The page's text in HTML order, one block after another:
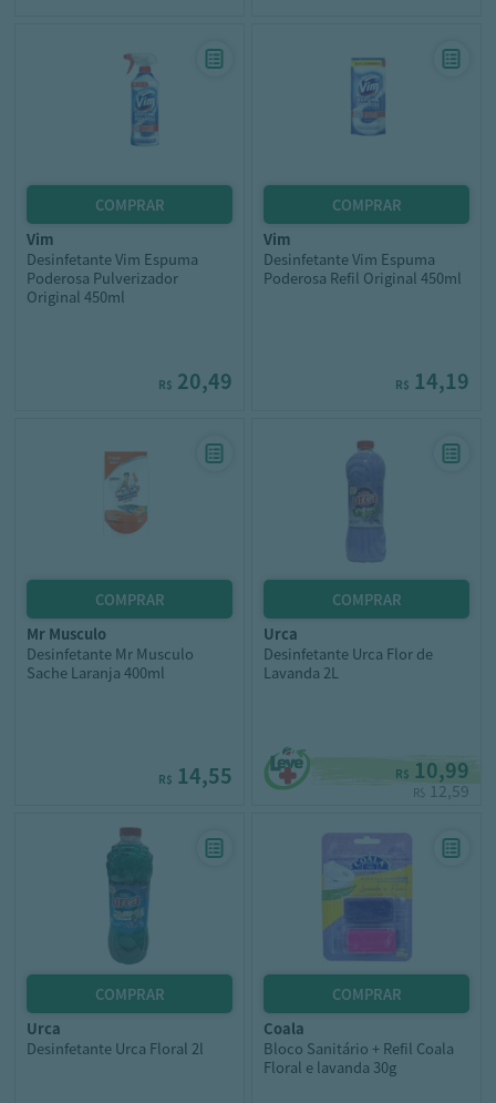
vim
Desinfetante Vim Espuma
Poderosa Pulverizador
Original 450ml
R$ 20,49
vim
Desinfetante Vim Espuma
Poderosa Refil Original 450ml
R$ 14,19
mr musculo
Desinfetante Mr Musculo
Sache Laranja 400ml
R$ 14,55
urca
Desinfetante Urca Flor de
Lavanda 2L
R$ 10,99
R$ 12,59
urca
Desinfetante Urca Floral 2l
coala
Bloco Sanitário + Refil Coala
Floral e lavanda 30g